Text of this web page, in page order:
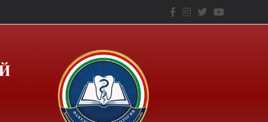
ТНУ